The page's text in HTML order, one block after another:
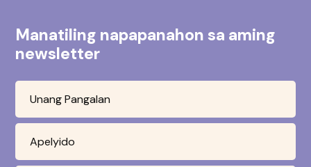
Manatiling napapanahon sa aming
newsletter